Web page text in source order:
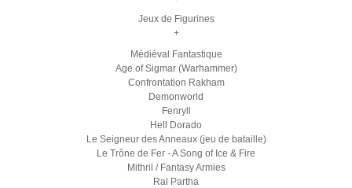
Jeux de Figurines
+
Médiéval Fantastique
Age of Sigmar (Warhammer)
Confrontation Rakham
Demonworld
Fenryll
Hell Dorado
Le Seigneur des Anneaux (jeu de bataille)
Le Trône de Fer - A Song of Ice & Fire
Mithril / Fantasy Armies
Ral Partha